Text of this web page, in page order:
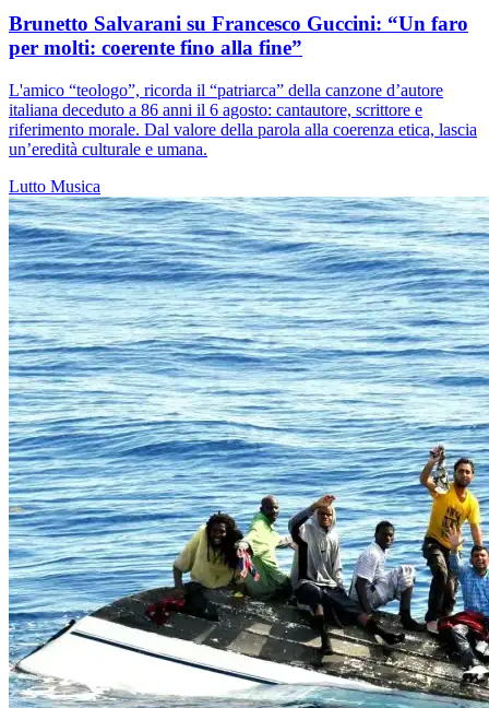
Brunetto Salvarani su Francesco Guccini: “Un faro
per molti: coerente fino alla fine”
L'amico “teologo”, ricorda il “patriarca” della canzone d’autore
italiana deceduto a 86 anni il 6 agosto: cantautore, scrittore e
riferimento morale. Dal valore della parola alla coerenza etica, lascia
un’eredità culturale e umana.
Lutto Musica